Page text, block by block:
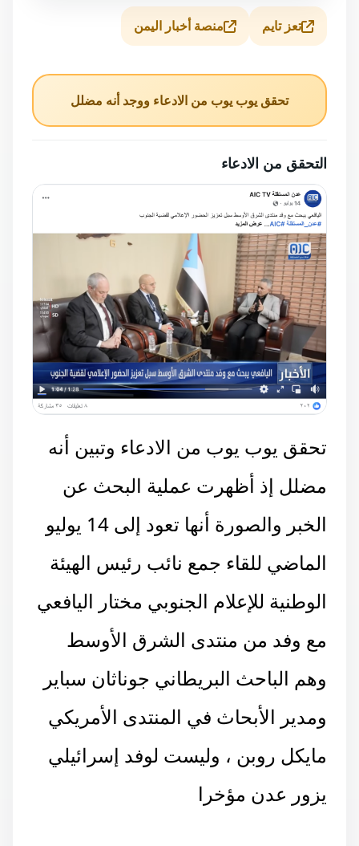
تعز تايم منصة أخبار اليمن
تحقق يوب يوب من الادعاء ووجد أنه مضلل
التحقق من الادعاء
تحقق يوب يوب من الادعاء وتبين أنه
مضلل إذ أظهرت عملية البحث عن
الخبر والصورة أنها تعود إلى 14 يوليو
الماضي للقاء جمع نائب رئيس الهيئة
الوطنية للإعلام الجنوبي مختار اليافعي
مع وفد من منتدى الشرق الأوسط
وهم الباحث البريطاني جوناثان سباير
ومدير الأبحاث في المنتدى الأمريكي
مايكل روبن ، وليست لوفد إسرائيلي
يزور عدن مؤخرا